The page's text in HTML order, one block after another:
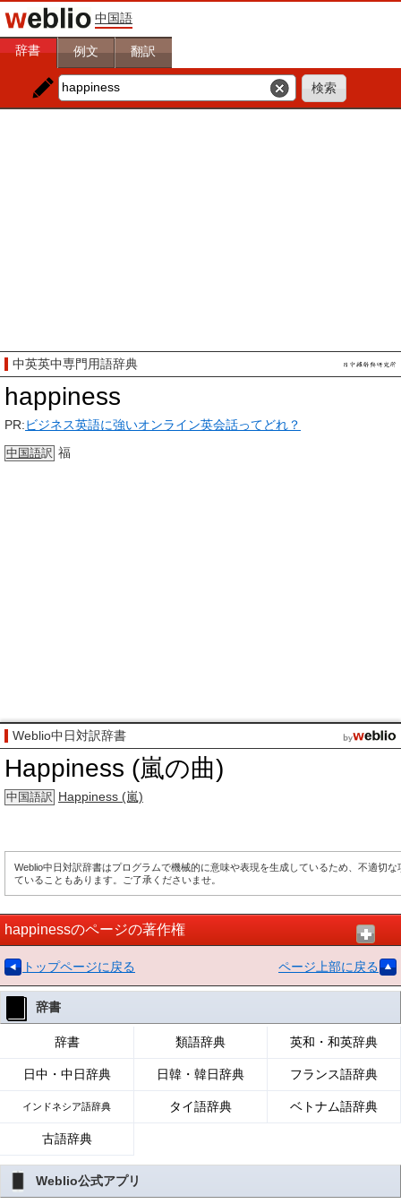
中国語
辞書 例文 翻訳
中英英中専門用語辞典
happiness
PR:ビジネス英語に強いオンライン英会話ってどれ？
中国語訳 福
Weblio中日対訳辞書
Happiness (嵐の曲)
中国語訳 Happiness (嵐)
Weblio中日対訳辞書はプログラムで機械的に意味や表現を生成しているため、不適切な
ていることもあります。ご了承くださいませ。
happinessのページの著作権
トップページに戻る ページ上部に戻る
辞書
辞書 類語辞典 英和・和英辞典
日中・中日辞典 日韓・韓日辞典 フランス語辞典
インドネシア語辞典 タイ語辞典 ベトナム語辞典
古語辞典
Weblio公式アプリ